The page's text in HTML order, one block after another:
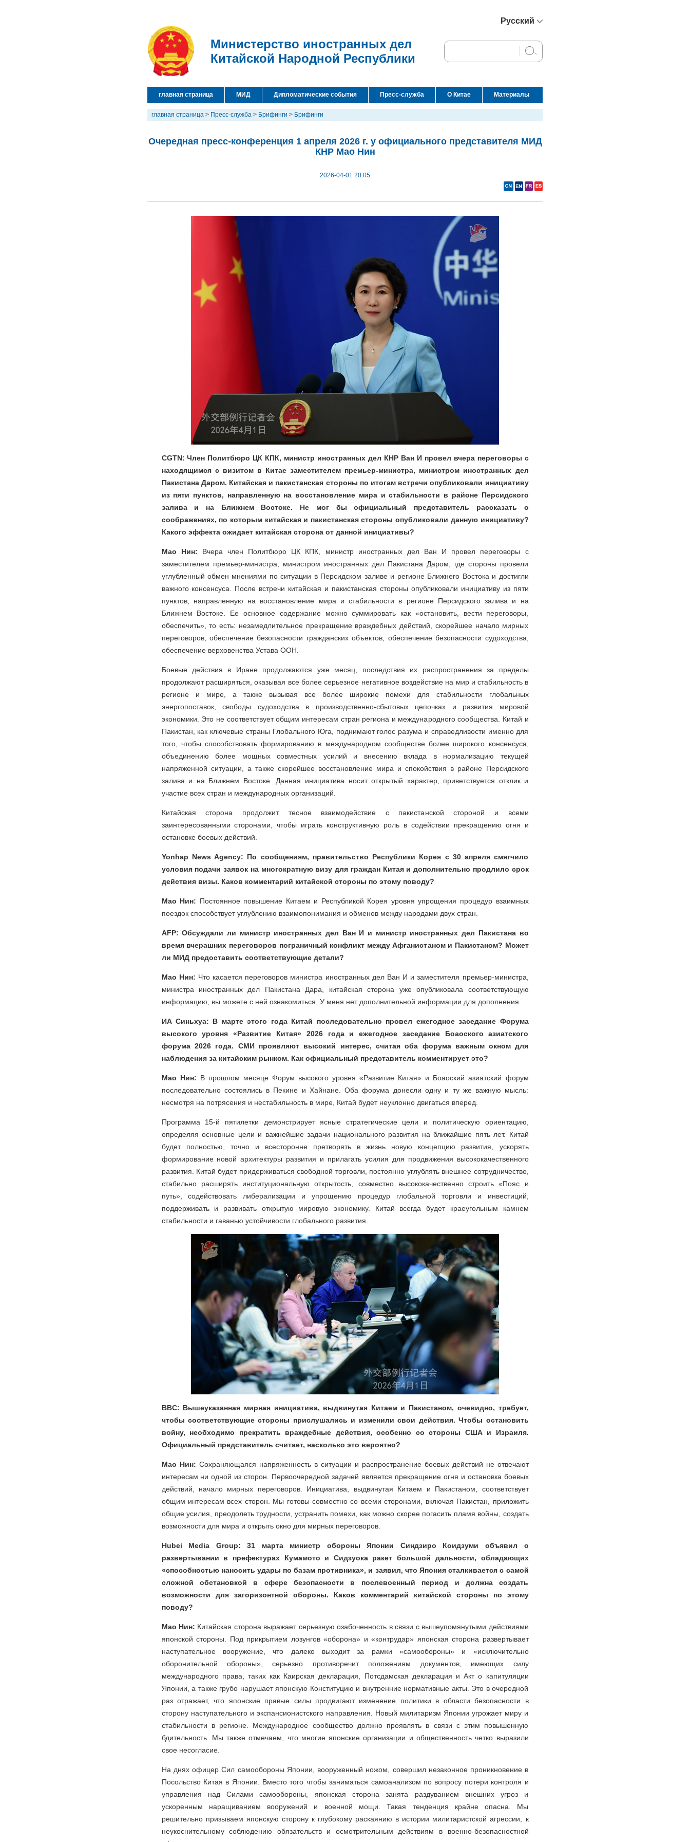
Русский
English
Español
عربي
Министерство иностранных дел
Китайской Народной Республики
главная страница МИД Дипломатические события Пресс-служба О Китае Материалы
главная страница > Пресс-служба > Брифинги > Брифинги
Очередная пресс-конференция 1 апреля 2026 г. у официального представителя МИД
КНР Мао Нин
2026-04-01 20:05
CGTN: Член Политбюро ЦК КПК, министр иностранных дел КНР Ван И провел вчера переговоры с
находящимся с визитом в Китае заместителем премьер-министра, министром иностранных дел
Пакистана Даром. Китайская и пакистанская стороны по итогам встречи опубликовали инициативу
из пяти пунктов, направленную на восстановление мира и стабильности в районе Персидского
залива и на Ближнем Востоке. Не мог бы официальный представитель рассказать о
соображениях, по которым китайская и пакистанская стороны опубликовали данную инициативу?
Какого эффекта ожидает китайская сторона от данной инициативы?
Мао Нин: Вчера член Политбюро ЦК КПК, министр иностранных дел Ван И провел переговоры с
заместителем премьер-министра, министром иностранных дел Пакистана Даром, где стороны провели
углубленный обмен мнениями по ситуации в Персидском заливе и регионе Ближнего Востока и достигли
важного консенсуса. После встречи китайская и пакистанская стороны опубликовали инициативу из пяти
пунктов, направленную на восстановление мира и стабильности в регионе Персидского залива и на
Ближнем Востоке. Ее основное содержание можно суммировать как «остановить, вести переговоры,
обеспечить», то есть: незамедлительное прекращение враждебных действий, скорейшее начало мирных
переговоров, обеспечение безопасности гражданских объектов, обеспечение безопасности судоходства,
обеспечение верховенства Устава ООН.
Боевые действия в Иране продолжаются уже месяц, последствия их распространения за пределы
продолжают расширяться, оказывая все более серьезное негативное воздействие на мир и стабильность в
регионе и мире, а также вызывая все более широкие помехи для стабильности глобальных
энергопоставок, свободы судоходства в производственно-сбытовых цепочках и развития мировой
экономики. Это не соответствует общим интересам стран региона и международного сообщества. Китай и
Пакистан, как ключевые страны Глобального Юга, поднимают голос разума и справедливости именно для
того, чтобы способствовать формированию в международном сообществе более широкого консенсуса,
объединению более мощных совместных усилий и внесению вклада в нормализацию текущей
напряженной ситуации, а также скорейшее восстановление мира и спокойствия в районе Персидского
залива и на Ближнем Востоке. Данная инициатива носит открытый характер, приветствуется отклик и
участие всех стран и международных организаций.
Китайская сторона продолжит тесное взаимодействие с пакистанской стороной и всеми
заинтересованными сторонами, чтобы играть конструктивную роль в содействии прекращению огня и
остановке боевых действий.
Yonhap News Agency: По сообщениям, правительство Республики Корея с 30 апреля смягчило
условия подачи заявок на многократную визу для граждан Китая и дополнительно продлило срок
действия визы. Каков комментарий китайской стороны по этому поводу?
Мао Нин: Постоянное повышение Китаем и Республикой Корея уровня упрощения процедур взаимных
поездок способствует углублению взаимопонимания и обменов между народами двух стран.
AFP: Обсуждали ли министр иностранных дел Ван И и министр иностранных дел Пакистана во
время вчерашних переговоров пограничный конфликт между Афганистаном и Пакистаном? Может
ли МИД предоставить соответствующие детали?
Мао Нин: Что касается переговоров министра иностранных дел Ван И и заместителя премьер-министра,
министра иностранных дел Пакистана Дара, китайская сторона уже опубликовала соответствующую
информацию, вы можете с ней ознакомиться. У меня нет дополнительной информации для дополнения.
ИА Синьхуа: В марте этого года Китай последовательно провел ежегодное заседание Форума
высокого уровня «Развитие Китая» 2026 года и ежегодное заседание Боаоского азиатского
форума 2026 года. СМИ проявляют высокий интерес, считая оба форума важным окном для
наблюдения за китайским рынком. Как официальный представитель комментирует это?
Мао Нин: В прошлом месяце Форум высокого уровня «Развитие Китая» и Боаоский азиатский форум
последовательно состоялись в Пекине и Хайнане. Оба форума донесли одну и ту же важную мысль:
несмотря на потрясения и нестабильность в мире, Китай будет неуклонно двигаться вперед.
Программа 15-й пятилетки демонстрирует ясные стратегические цели и политическую ориентацию,
определяя основные цели и важнейшие задачи национального развития на ближайшие пять лет. Китай
будет полностью, точно и всесторонне претворять в жизнь новую концепцию развития, ускорять
формирование новой архитектуры развития и прилагать усилия для продвижения высококачественного
развития. Китай будет придерживаться свободной торговли, постоянно углублять внешнее сотрудничество,
стабильно расширять институциональную открытость, совместно высококачественно строить «Пояс и
путь», содействовать либерализации и упрощению процедур глобальной торговли и инвестиций,
поддерживать и развивать открытую мировую экономику. Китай всегда будет краеугольным камнем
стабильности и гаванью устойчивости глобального развития.
BBC: Вышеуказанная мирная инициатива, выдвинутая Китаем и Пакистаном, очевидно, требует,
чтобы соответствующие стороны прислушались и изменили свои действия. Чтобы остановить
войну, необходимо прекратить враждебные действия, особенно со стороны США и Израиля.
Официальный представитель считает, насколько это вероятно?
Мао Нин: Сохраняющаяся напряженность в ситуации и распространение боевых действий не отвечают
интересам ни одной из сторон. Первоочередной задачей является прекращение огня и остановка боевых
действий, начало мирных переговоров. Инициатива, выдвинутая Китаем и Пакистаном, соответствует
общим интересам всех сторон. Мы готовы совместно со всеми сторонами, включая Пакистан, приложить
общие усилия, преодолеть трудности, устранить помехи, как можно скорее погасить пламя войны, создать
возможности для мира и открыть окно для мирных переговоров.
Hubei Media Group: 31 марта министр обороны Японии Синдзиро Коидзуми объявил о
развертывании в префектурах Кумамото и Сидзуока ракет большой дальности, обладающих
«способностью наносить удары по базам противника», и заявил, что Япония сталкивается с самой
сложной обстановкой в сфере безопасности в послевоенный период и должна создать
возможности для загоризонтной обороны. Каков комментарий китайской стороны по этому
поводу?
Мао Нин: Китайская сторона выражает серьезную озабоченность в связи с вышеупомянутыми действиями
японской стороны. Под прикрытием лозунгов «оборона» и «контрудар» японская сторона развертывает
наступательное вооружение, что далеко выходит за рамки «самообороны» и «исключительно
оборонительной обороны», серьезно противоречит положениям документов, имеющих силу
международного права, таких как Каирская декларация, Потсдамская декларация и Акт о капитуляции
Японии, а также грубо нарушает японскую Конституцию и внутренние нормативные акты. Это в очередной
раз отражает, что японские правые силы продвигают изменение политики в области безопасности в
сторону наступательного и экспансионистского направления. Новый милитаризм Японии угрожает миру и
стабильности в регионе. Международное сообщество должно проявлять в связи с этим повышенную
бдительность. Мы также отмечаем, что многие японские организации и общественность четко выразили
свое несогласие.
На днях офицер Сил самообороны Японии, вооруженный ножом, совершил незаконное проникновение в
Посольство Китая в Японии. Вместо того чтобы заниматься самоанализом по вопросу потери контроля и
управления над Силами самообороны, японская сторона занята раздуванием внешних угроз и
ускоренным наращиванием вооружений и военной мощи. Такая тенденция крайне опасна. Мы
решительно призываем японскую сторону к глубокому раскаянию в истории милитаристской агрессии, к
неукоснительному соблюдению обязательств и осмотрительным действиям в военно-безопасностной